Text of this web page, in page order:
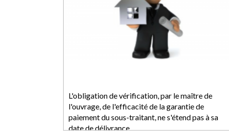
L'obligation de vérification, par le maître de
l'ouvrage, de l'efficacité de la garantie de
paiement du sous-traitant, ne s'étend pas à sa
date de délivrance